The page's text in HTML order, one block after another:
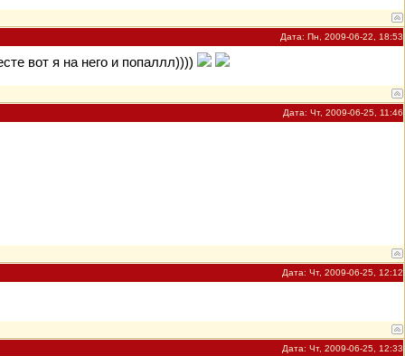
Дата: Пн, 2009-06-22, 18:53
вот я на него и попаллл))))
Дата: Чт, 2009-06-25, 11:46
Дата: Чт, 2009-06-25, 12:12
Дата: Чт, 2009-06-25, 12:33